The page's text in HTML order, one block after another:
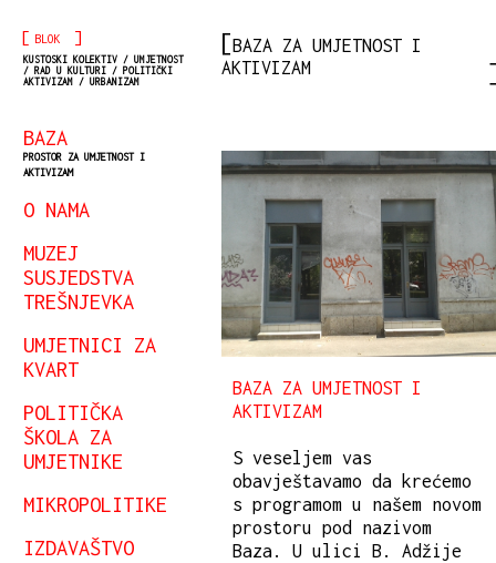
[ BLOK ]
KUSTOSKI KOLEKTIV / UMJETNOST
/ RAD U KULTURI / POLITIČKI
AKTIVIZAM / URBANIZAM
BAZA
PROSTOR ZA UMJETNOST I
AKTIVIZAM
O NAMA
MUZEJ
SUSJEDSTVA
TREŠNJEVKA
UMJETNICI ZA
KVART
POLITIČKA
ŠKOLA ZA
UMJETNIKE
MIKROPOLITIKE
IZDAVAŠTVO
BAZA ZA UMJETNOST I
AKTIVIZAM
BAZA ZA UMJETNOST I
AKTIVIZAM
S veseljem vas
obavještavamo da krećemo
s programom u našem novom
prostoru pod nazivom
Baza. U ulici B. Adžije